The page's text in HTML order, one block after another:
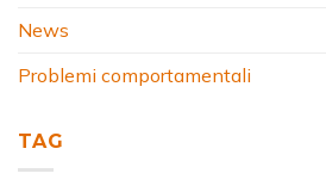
News
Problemi comportamentali
TAG